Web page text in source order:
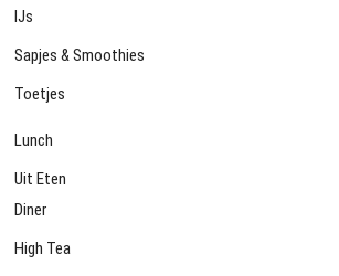
IJs
Sapjes & Smoothies
Toetjes
Lunch
Uit Eten
Diner
High Tea